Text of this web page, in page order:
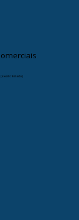
feriado)